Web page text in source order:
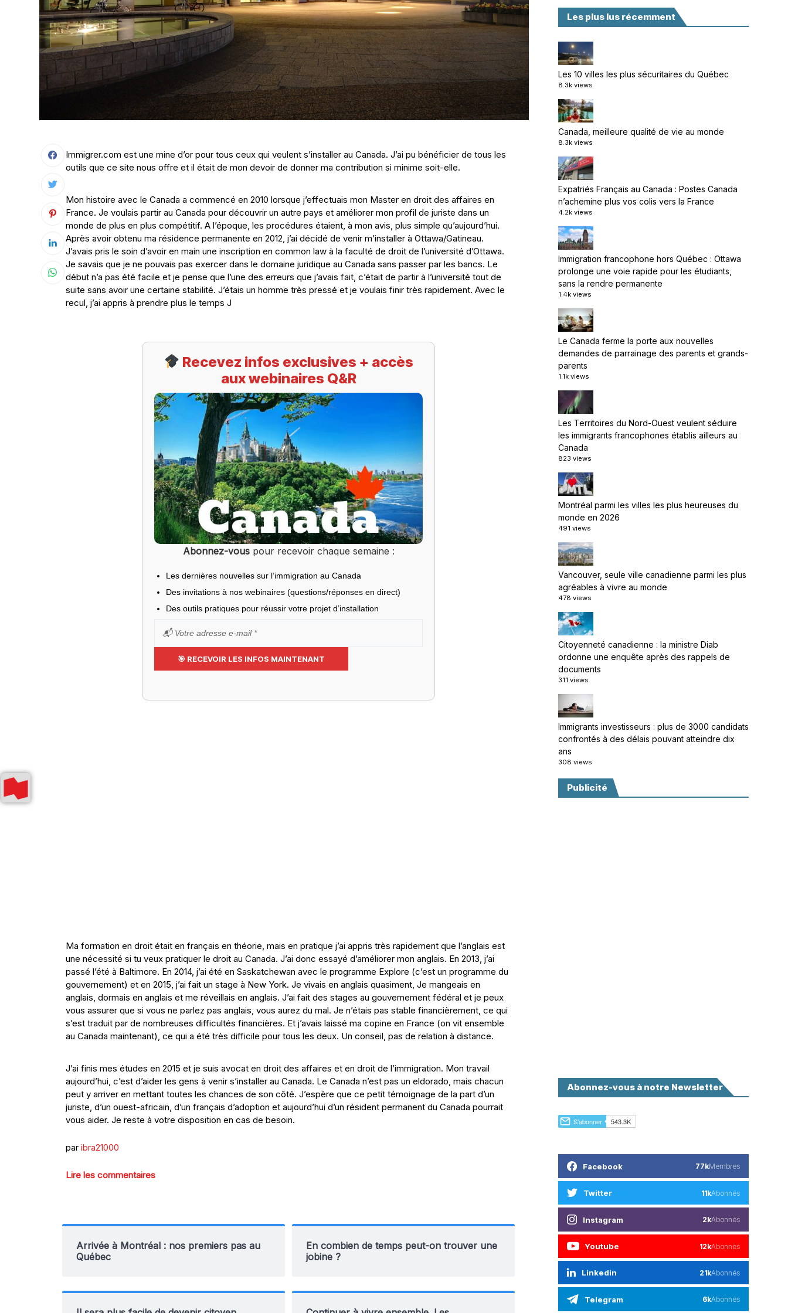
Immigrer.com est une mine d’or pour tous ceux qui veulent s’installer au Canada. J’ai pu bénéficier de tous les
outils que ce site nous offre et il était de mon devoir de donner ma contribution si minime soit-elle.
Mon histoire avec le Canada a commencé en 2010 lorsque j’effectuais mon Master en droit des affaires en
France. Je voulais partir au Canada pour découvrir un autre pays et améliorer mon profil de juriste dans un
monde de plus en plus compétitif. A l’époque, les procédures étaient, à mon avis, plus simple qu’aujourd’hui.
Après avoir obtenu ma résidence permanente en 2012, j’ai décidé de venir m’installer à Ottawa/Gatineau.
J’avais pris le soin d’avoir en main une inscription en common law à la faculté de droit de l’université d’Ottawa.
Je savais que je ne pouvais pas exercer dans le domaine juridique au Canada sans passer par les bancs. Le
début n’a pas été facile et je pense que l’une des erreurs que j’avais fait, c’était de partir à l’université tout de
suite sans avoir une certaine stabilité. J’étais un homme très pressé et je voulais finir très rapidement. Avec le
recul, j’ai appris à prendre plus le temps J
Recevez infos exclusives + accès
aux webinaires Q&R
Abonnez-vouspour recevoir chaque semaine :
Les dernières nouvelles sur l’immigration au Canada
Des invitations à nos webinaires (questions/réponses en direct)
Des outils pratiques pour réussir votre projet d’installation
Ma formation en droit était en français en théorie, mais en pratique j’ai appris très rapidement que l’anglais est
une nécessité si tu veux pratiquer le droit au Canada. J’ai donc essayé d’améliorer mon anglais. En 2013, j’ai
passé l’été à Baltimore. En 2014, j’ai été en Saskatchewan avec le programme Explore (c’est un programme du
gouvernement) et en 2015, j’ai fait un stage à New York. Je vivais en anglais quasiment, Je mangeais en
anglais, dormais en anglais et me réveillais en anglais. J’ai fait des stages au gouvernement fédéral et je peux
vous assurer que si vous ne parlez pas anglais, vous aurez du mal. Je n’étais pas stable financièrement, ce qui
s’est traduit par de nombreuses difficultés financières. Et j’avais laissé ma copine en France (on vit ensemble
au Canada maintenant), ce qui a été très difficile pour tous les deux. Un conseil, pas de relation à distance.
J’ai finis mes études en 2015 et je suis avocat en droit des affaires et en droit de l’immigration. Mon travail
aujourd’hui, c’est d’aider les gens à venir s’installer au Canada. Le Canada n’est pas un eldorado, mais chacun
peut y arriver en mettant toutes les chances de son côté. J’espère que ce petit témoignage de la part d’un
juriste, d’un ouest-africain, d’un français d’adoption et aujourd’hui d’un résident permanent du Canada pourrait
vous aider. Je reste à votre disposition en cas de besoin.
par ibra21000
Lire les commentaires
Arrivée à Montréal : nos premiers pas au
Québec
En combien de temps peut-on trouver une
jobine ?
Les plus lus récemment
Les 10 villes les plus sécuritaires du Québec
8.3k views
Canada, meilleure qualité de vie au monde
8.3k views
Expatriés Français au Canada : Postes Canada
n’achemine plus vos colis vers la France
4.2k views
Immigration francophone hors Québec : Ottawa
prolonge une voie rapide pour les étudiants,
sans la rendre permanente
1.4k views
Le Canada ferme la porte aux nouvelles
demandes de parrainage des parents et grands-
parents
1.1k views
Les Territoires du Nord-Ouest veulent séduire
les immigrants francophones établis ailleurs au
Canada
823 views
Montréal parmi les villes les plus heureuses du
monde en 2026
491 views
Vancouver, seule ville canadienne parmi les plus
agréables à vivre au monde
478 views
Citoyenneté canadienne : la ministre Diab
ordonne une enquête après des rappels de
documents
311 views
Immigrants investisseurs : plus de 3000 candidats
confrontés à des délais pouvant atteindre dix
ans
308 views
Publicité
Abonnez-vous à notre Newsletter
Facebook 77kMembres
Twitter 11kAbonnés
Instagram 2kAbonnés
Youtube 12kAbonnés
Linkedin 21kAbonnés
Telegram 6kAbonnés